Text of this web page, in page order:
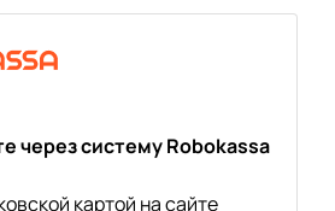
через систему Robokassa
картой на сайте